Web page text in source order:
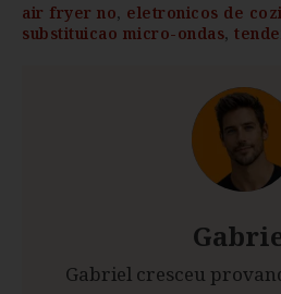
air fryer no, eletronicos de
substituicao micro-ondas,
Gabriel cresceu